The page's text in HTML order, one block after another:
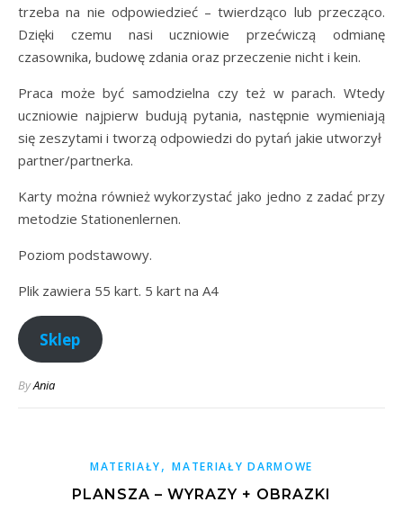
trzeba na nie odpowiedzieć – twierdząco lub przecząco.
Dzięki czemu nasi uczniowie przećwiczą odmianę
czasownika, budowę zdania oraz przeczenie nicht i kein.
Praca może być samodzielna czy też w parach. Wtedy
uczniowie najpierw budują pytania, następnie wymieniają
się zeszytami i tworzą odpowiedzi do pytań jakie utworzył
partner/partnerka.
Karty można również wykorzystać jako jedno z zadać przy
metodzie Stationenlernen.
Poziom podstawowy.
Plik zawiera 55 kart. 5 kart na A4
Sklep
ByAnia
MATERIAŁY,MATERIAŁY DARMOWE
PLANSZA – WYRAZY + OBRAZKI